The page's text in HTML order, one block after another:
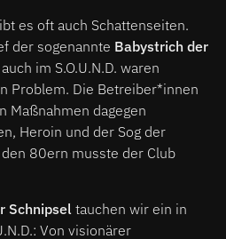
es oft auch Schattenseiten.
der sogenannte Babystrich der
im S.O.U.N.D. waren
Problem. Die Betreiber*innen
Maßnahmen dagegen
Heroin und der Sog der
80ern musste der Club
Schnipsel tauchen wir ein in
Von visionärer